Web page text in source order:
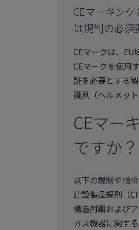
CEマーキン
は規制の必須
CEマークは、
CEマークを使用
証を必要とする
護具（ヘルメッ
CEマー
ですか？
以下の規制や指
建設製品規則（
構造用鋼および
ガス機器に関す